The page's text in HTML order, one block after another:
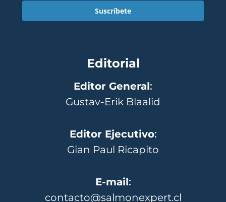
Suscríbete
Editorial
Editor General:
Gustav-Erik Blaalid
Editor Ejecutivo:
Gian Paul Ricapito
E-mail:
contacto@salmonexpert.cl